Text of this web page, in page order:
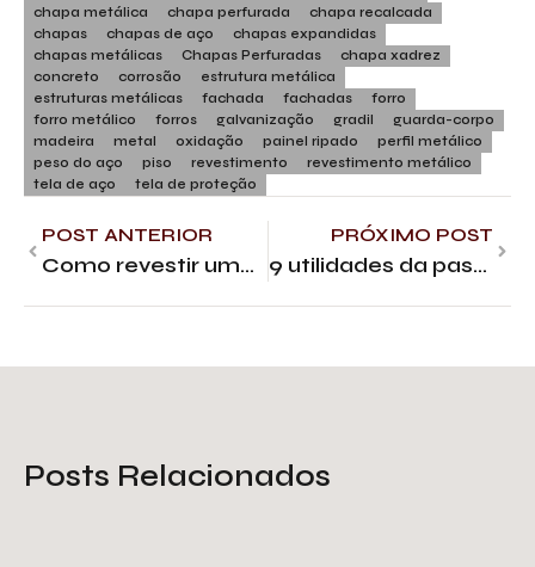
chapa metálica
chapa perfurada
chapa recalcada
chapas
chapas de aço
chapas expandidas
chapas metálicas
Chapas Perfuradas
chapa xadrez
concreto
corrosão
estrutura metálica
estruturas metálicas
fachada fachadas
forro
forro metálico
forros galvanização gradil
guarda-corpo
madeira
metal oxidação painel ripado
perfil metálico
peso do aço
piso revestimento
revestimento metálico
tela de aço
tela de proteção
POST ANTERIOR
Como revestir uma estrutura metálica: 10 métodos
PRÓXIMO POST
9 utilidades da passarela industrial na construção civil
Posts Relacionados